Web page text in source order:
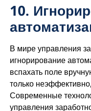
10.
В мире управления
игнорирование
вспахать поле
только
Современные
управления